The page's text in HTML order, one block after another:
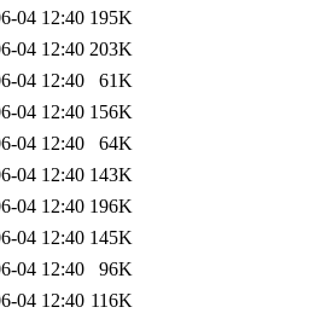
04 12:40 195K
04 12:40 203K
04 12:40
61K
04 12:40 156K
04 12:40
64K
04 12:40 143K
04 12:40 196K
04 12:40 145K
04 12:40
96K
04 12:40 116K